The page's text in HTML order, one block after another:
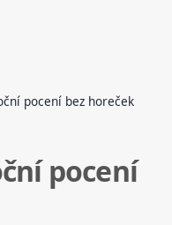
pocení bez horeček
pocení